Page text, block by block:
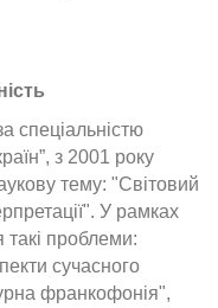
спеціальністю
з 2001 року
тему: "Світовий
У рамках
такі проблеми:
сучасного
франкофонія",